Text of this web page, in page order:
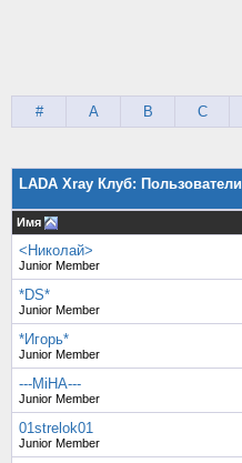
# A B C
LADA Xray Клуб: Пользователи
Имя
<Николай>
Junior Member
*DS*
Junior Member
*Игорь*
Junior Member
---MiHA---
Junior Member
01strelok01
Junior Member